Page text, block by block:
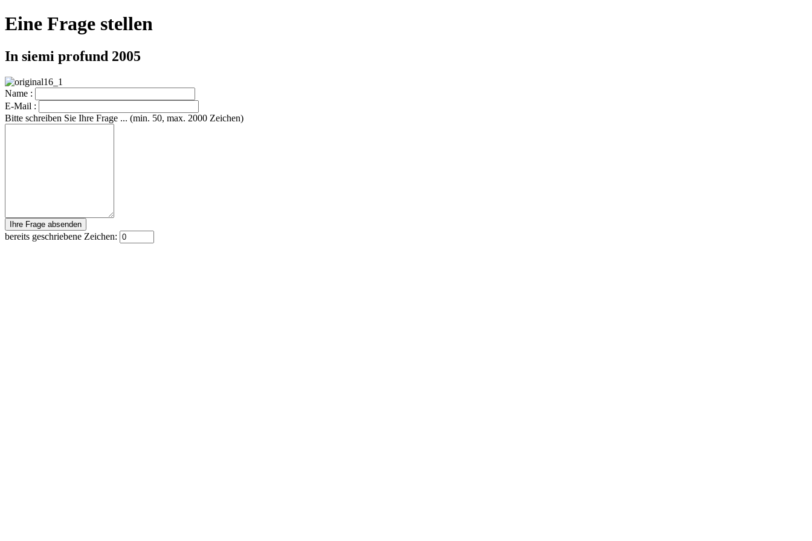
Eine Frage stellen
In siemi profund 2005
Name :
E-Mail :
Bitte schreiben Sie Ihre Frage ... (min. 50, max. 2000 Zeichen)
bereits geschriebene Zeichen: